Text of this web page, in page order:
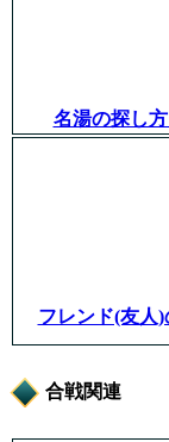
名湯の探し
フレンド(友人
合戦関連